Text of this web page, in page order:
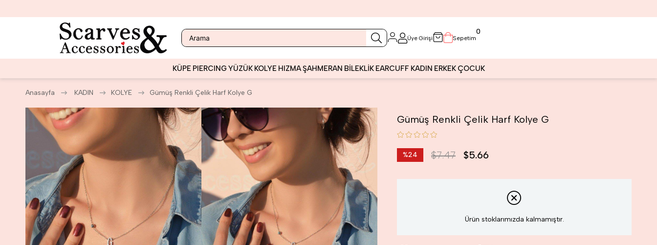
Üye Girişi Sepetim
0
KÜPE PIERCING YÜZÜK KOLYE HIZMAŞAHMERAN BİLEKLİK EARCUFF KADIN ERKEK ÇOCUK
Anasayfa KADIN KOLYE Gümüş Renkli Çelik Harf Kolye G
Gümüş Renkli Çelik Harf Kolye G
%24
$7.47 $5.66
Ürün stoklarımızda kalmamıştır.